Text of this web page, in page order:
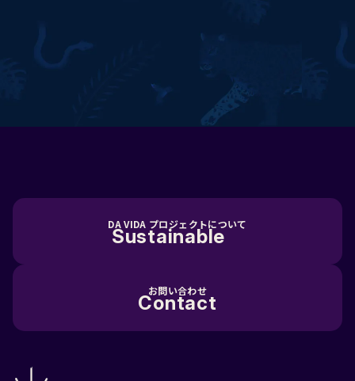
DA VIDA プロジェクトについて
Sustainable
お問い合わせ
Contact